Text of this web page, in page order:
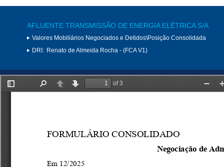
AFLUENTE TRANSMISSÃO DE ENERGIA ELÉTRICA S/A
Valores Mobiliários Negociados e Detidos\Posição Consolidada
DRI: Renato de Almeida Rocha - (FCA V1)